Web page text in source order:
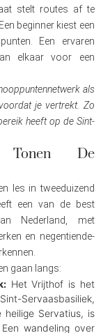
stelt routes af te
beginner kiest een
Een ervaren
elkaar voor een
als
je vertrekt. Zo
heeft op de Sint-
Tonen De
les in tweeduizend
een van de best
Nederland, met
en negentiende-
gaan langs:
Het Vrijthof is het
Servaasbasiliek,
Servatius, is
wandeling over